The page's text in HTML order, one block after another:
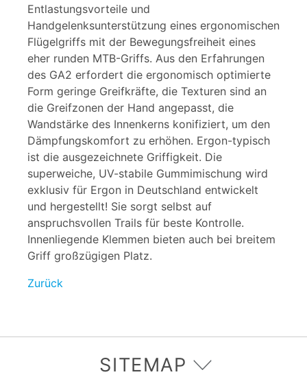
Entlastungsvorteile und
Handgelenksunterstützung eines ergonomischen
Flügelgriffs mit der Bewegungsfreiheit eines
eher runden MTB-Griffs. Aus den Erfahrungen
des GA2 erfordert die ergonomisch optimierte
Form geringe Greifkräfte, die Texturen sind an
die Greifzonen der Hand angepasst, die
Wandstärke des Innenkerns konifiziert, um den
Dämpfungskomfort zu erhöhen. Ergon-typisch
ist die ausgezeichnete Griffigkeit. Die
superweiche, UV-stabile Gummimischung wird
exklusiv für Ergon in Deutschland entwickelt
und hergestellt! Sie sorgt selbst auf
anspruchsvollen Trails für beste Kontrolle.
Innenliegende Klemmen bieten auch bei breitem
Griff großzügigen Platz.
Zurück
SITEMAP